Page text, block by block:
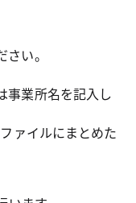
い。
事業所名を記入し
ァイルにまとめた